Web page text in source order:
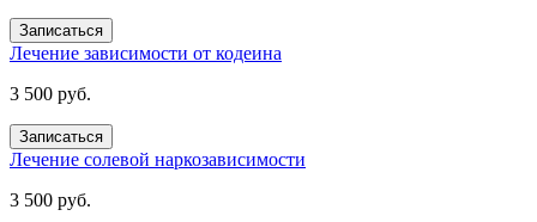
Записаться
Лечение зависимости от кодеина
3 500 руб.
Записаться
Лечение солевой наркозависимости
3 500 руб.